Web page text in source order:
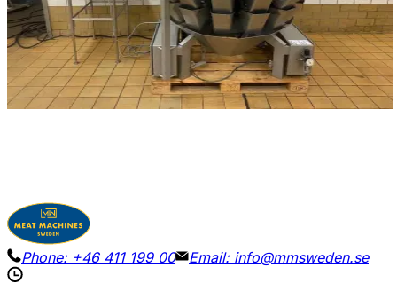
Мультиголовочные весы Bilwinco BM114-W, модель
2001 года. 14 мерных чаш / размер чаши 19 x 16 см.
Взвешивают от 30 до 2000 г за одно взвешивание.
Габариты 130 x 130 см, В 120 см.
Детали Запросить цену
Phone: +46 411 199 00 Email: info@mmsweden.se